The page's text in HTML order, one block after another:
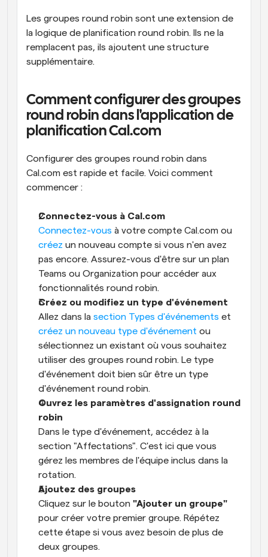
Les groupes round robin sont une extension de
la logique de planification round robin. Ils ne la
remplacent pas, ils ajoutent une structure
supplémentaire.
Comment configurer des groupes
round robin dans l'application de
planification Cal.com
Configurer des groupes round robin dans
Cal.com est rapide et facile. Voici comment
commencer :
Connectez-vous à Cal.com
Connectez-vous
créez un nouveau compte si vous n'en avez
pas encore. Assurez-vous d'être sur un plan
Teams ou Organization pour accéder aux
fonctionnalités round robin.
Créez ou modifiez un type d'événement
Allez dans la section Types d'événements
créez un nouveau type d'événement ou
sélectionnez un existant où vous souhaitez
utiliser des groupes round robin. Le type
d'événement doit bien sûr être un type
d'événement round robin.
Ouvrez les paramètres d'assignation round
robin
Dans le type d'événement, accédez à la
section "Affectations". C'est ici que vous
gérez les membres de l'équipe inclus dans la
rotation.
Ajoutez des groupes
Cliquez sur le bouton "Ajouter un groupe"
pour créer votre premier groupe. Répétez
cette étape si vous avez besoin de plus de
deux groupes.